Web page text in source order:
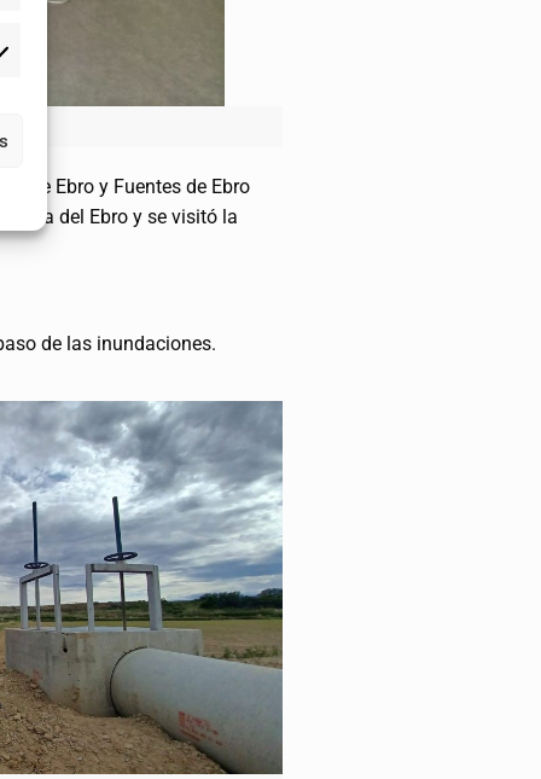
de Ebro y Fuentes de Ebro
del Ebro y se visitó la
de las inundaciones.